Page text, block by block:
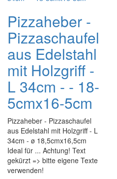
Pizzaheber -
Pizzaschaufel
aus Edelstahl
mit Holzgriff -
L 34cm - - 18-
5cmx16-5cm
Pizzaheber - Pizzaschaufel
aus Edelstahl mit Holzgriff - L
34cm - ø 18,5cmx16,5cm
Ideal für ... Achtung! Text
gekürzt => bitte eigene Texte
verwenden!